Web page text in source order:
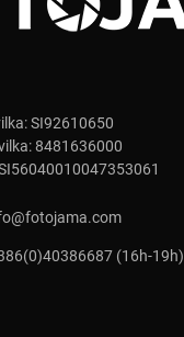
SI92610650
8481636000
87 (16h-19h)